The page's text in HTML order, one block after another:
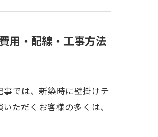
用・配線・工事方法
では、新築時に壁掛けテ
ただくお客様の多くは、